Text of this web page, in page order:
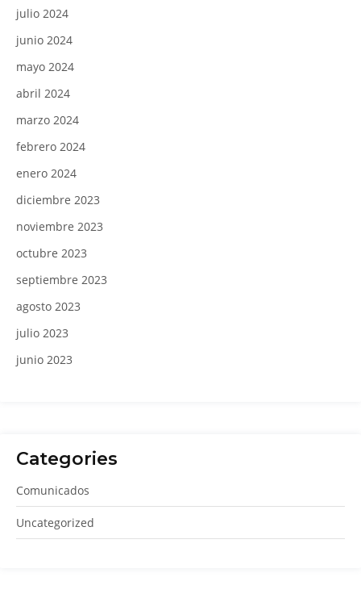
julio 2024
junio 2024
mayo 2024
abril 2024
marzo 2024
febrero 2024
enero 2024
diciembre 2023
noviembre 2023
octubre 2023
septiembre 2023
agosto 2023
julio 2023
junio 2023
Categories
Comunicados
Uncategorized